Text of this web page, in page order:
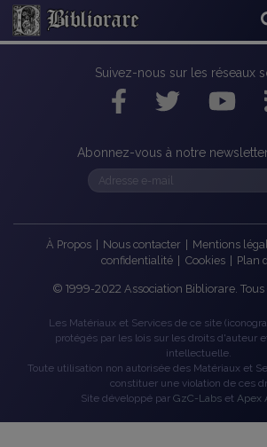
Suivez-nous sur les réseaux
Abonnez-vous à notre
À Propos Nous contacter Mentions
confidentialité
Cookies Plan
© 1999-2022 Association Bibliorare.
Les Matériaux et Services de ce site
protégés par les lois sur les droits d'auteur
intellectuelle.
Toute utilisation non autorisée des Matériaux et
constituer une violation de ces
Site développé par GzC-Labs et Apex